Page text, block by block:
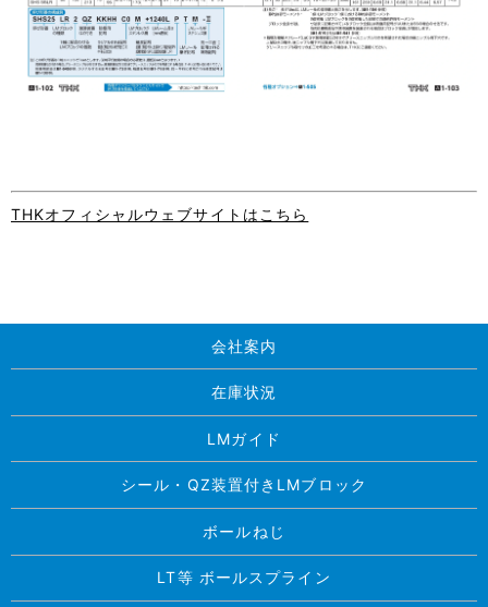
THKオフィシャルウェブサイトはこちら
会社案内
在庫状況
LMガイド
シール・QZ装置付きLMブロック
ボールねじ
LT等 ボールスプライン